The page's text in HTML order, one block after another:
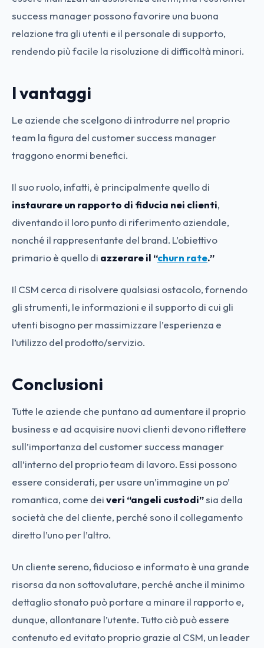
success manager possono favorire una buona
relazione tra gli utenti e il personale di supporto,
rendendo più facile la risoluzione di difficoltà minori.
I vantaggi
Le aziende che scelgono di introdurre nel proprio
team la figura del customer success manager
traggono enormi benefici.
Il suo ruolo, infatti, è principalmente quello di
instaurare un rapporto di fiducia nei clienti,
diventando il loro punto di riferimento aziendale,
nonché il rappresentante del brand. L’obiettivo
primario è quello di azzerare il “churn rate.”
Il CSM cerca di risolvere qualsiasi ostacolo, fornendo
gli strumenti, le informazioni e il supporto di cui gli
utenti bisogno per massimizzare l’esperienza e
l’utilizzo del prodotto/servizio.
Conclusioni
Tutte le aziende che puntano ad aumentare il proprio
business e ad acquisire nuovi clienti devono riflettere
sull’importanza del customer success manager
all’interno del proprio team di lavoro. Essi possono
essere considerati, per usare un’immagine un po’
romantica, come deiveri “angeli custodi”sia della
società che del cliente, perché sono il collegamento
diretto l’uno per l’altro.
Un cliente sereno, fiducioso e informato è una grande
risorsa da non sottovalutare, perché anche il minimo
dettaglio stonato può portare a minare il rapporto e,
dunque, allontanare l’utente. Tutto ciò può essere
contenuto ed evitato proprio grazie al CSM, un leader